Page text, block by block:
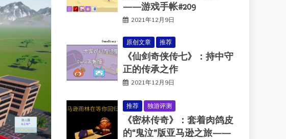
——游戏手帐#209
2021年12月9日
原创文章 推荐
《仙剑奇侠传七》：持中守
正的传承之作
2021年12月9日
推荐 独游评测
《密林传奇》：套着肉鸽皮
的“鬼泣”版亚马逊之旅——